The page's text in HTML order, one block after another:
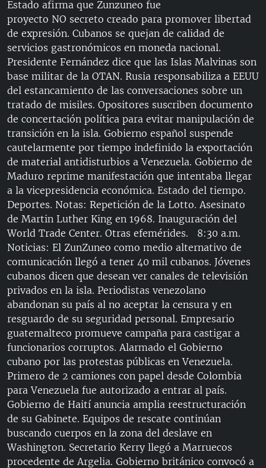
RADIO MARTÍ
ESPECIALES
ESPECIALES
LA REALIDAD DE LA VIVIENDA EN CUBA
SER VIEJO EN CUBA
KENTU-CUBANO
LOS SANTOS DE HIALEAH
DESINFORMACIÓN RUSA EN AMÉRICA LATINA
LA INVASIÓN DE RUSIA A UCRANIA
MULTIMEDIA
EDITORIALES
SÍGUENOS
Estado afirma que Zunzuneo fue
proyecto NO secreto creado para promover libertad
de expresión. Cubanos se quejan de calidad de
servicios gastronómicos en moneda nacional.
Presidente Fernández dice que las Islas Malvinas son
base militar de la OTAN. Rusia responsabiliza a EEUU
del estancamiento de las conversaciones sobre un
tratado de misiles. Opositores suscriben documento
de concertación política para evitar manipulación de
transición en la isla. Gobierno español suspende
cautelarmente por tiempo indefinido la exportación
de material antidisturbios a Venezuela. Gobierno de
Maduro reprime manifestación que intentaba llegar
a la vicepresidencia económica. Estado del tiempo.
Deportes. Notas: Repetición de la Lotto. Asesinato
de Martin Luther King en 1968. Inauguración del
World Trade Center. Otras efemérides. 8:30 a.m.
Noticias: El ZunZuneo como medio alternativo de
comunicación llegó a tener 40 mil cubanos. Jóvenes
cubanos dicen que desean ver canales de televisión
privados en la isla. Periodistas venezolano
abandonan su país al no aceptar la censura y en
resguardo de su seguridad personal. Empresario
guatemalteco promueve campaña para castigar a
funcionarios corruptos. Alarmado el Gobierno
cubano por las protestas públicas en Venezuela.
Primero de 2 camiones con papel desde Colombia
para Venezuela fue autorizado a entrar al país.
Gobierno de Haití anuncia amplia reestructuración
de su Gabinete. Equipos de rescate continúan
buscando cuerpos en la zona del deslave en
Washington. Secretario Kerry llegó a Marruecos
procedente de Argelia. Gobierno británico convocó a